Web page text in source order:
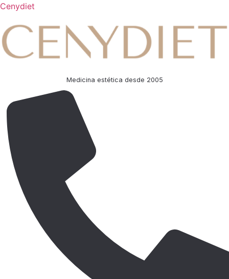
Cenydiet
Medicina estética desde 2005